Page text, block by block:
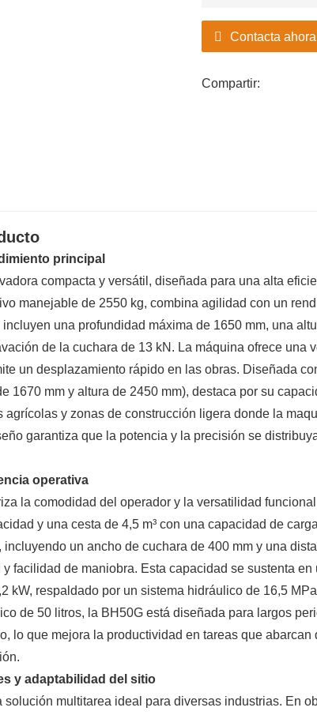
Contacta ahora
Compartir:
principal
compacta y versátil, diseñada para una alta
manejable de 2550 kg, combina agilidad con un
una profundidad máxima de 1650 mm, una
de la cuchara de 13 kN. La máquina ofrece una
un desplazamiento rápido en las obras. Diseñada
1670 mm y altura de 2450 mm), destaca por su
agrícolas y zonas de construcción ligera donde la
garantiza que la potencia y la precisión se
operativa
la comodidad del operador y la versatilidad
y una cesta de 4,5 m³ con una capacidad de
un ancho de cuchara de 400 mm y una
facilidad de maniobra. Esta capacidad se sustenta
kW, respaldado por un sistema hidráulico de 16,5
de 50 litros, la BH50G está diseñada para largos
lo que mejora la productividad en tareas que
y adaptabilidad del sitio
solución multitarea ideal para diversas industrias. En